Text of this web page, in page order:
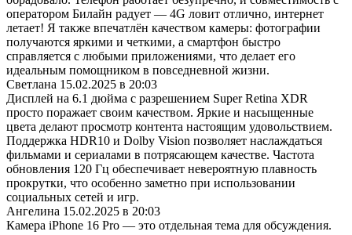
оператором Билайн радует — 4G ловит отлично, интернет
летает! Я также впечатлён качеством камеры: фотографии
получаются яркими и четкими, а смартфон быстро
справляется с любыми приложениями, что делает его
идеальным помощником в повседневной жизни.
Светлана 15.02.2025 в 20:03
Дисплей на 6.1 дюйма с разрешением Super Retina XDR
просто поражает своим качеством. Яркие и насыщенные
цвета делают просмотр контента настоящим удовольствием.
Поддержка HDR10 и Dolby Vision позволяет наслаждаться
фильмами и сериалами в потрясающем качестве. Частота
обновления 120 Гц обеспечивает невероятную плавность
прокрутки, что особенно заметно при использовании
социальных сетей и игр.
Ангелина 15.02.2025 в 20:03
Камера iPhone 16 Pro — это отдельная тема для обсуждения.